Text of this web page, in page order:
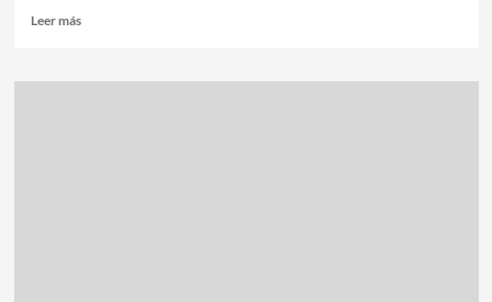
Leer más